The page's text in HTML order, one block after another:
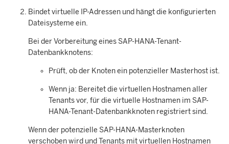
Bindet virtuelle IP-Adressen und hängt die konfigurierten
Dateisysteme ein.
Bei der Vorbereitung eines SAP-HANA-Tenant-
Datenbankknotens:
Prüft, ob der Knoten ein potenzieller Masterhost ist.
Wenn ja: Bereitet die virtuellen Hostnamen aller
Tenants vor, für die virtuelle Hostnamen im SAP-
HANA-Tenant-Datenbankknoten registriert sind.
Wenn der potenzielle SAP-HANA-Masterknoten
verschoben wird und Tenants mit virtuellen Hostnamen